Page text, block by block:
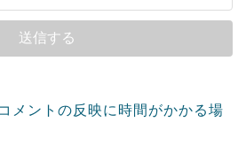
メントの反映に時間がかかる場